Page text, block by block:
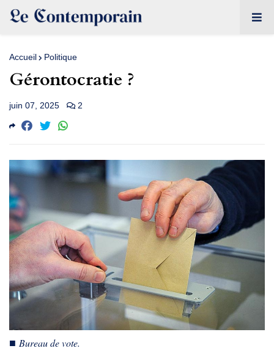
Accueil Politique
Gérontocratie ?
juin 07, 2025 2
■ Bureau de vote.